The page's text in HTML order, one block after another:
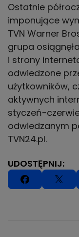
Ostatnie
imponujące
TVN Warner
grupa
i strony
odwiedzone
użytkowników,
aktywnych
styczeń-
odwiedzanym
TVN24.pl.
UDOSTĘPNIJ: